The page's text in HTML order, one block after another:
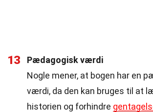
13
Pædagogisk værdi
Nogle mener, at bogen har en
værdi, da den kan bruges til at
historien og forhindre